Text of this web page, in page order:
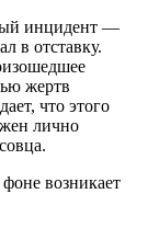
инцидент —
в отставку.
жертв
что этого
лично
возникает